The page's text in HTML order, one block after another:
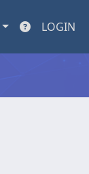
LOGIN